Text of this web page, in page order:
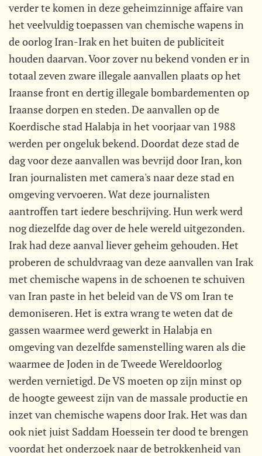
verder te komen in deze geheimzinnige affaire van
het veelvuldig toepassen van chemische wapens in
de oorlog Iran-Irak en het buiten de publiciteit
houden daarvan. Voor zover nu bekend vonden er in
totaal zeven zware illegale aanvallen plaats op het
Iraanse front en dertig illegale bombardementen op
Iraanse dorpen en steden. De aanvallen op de
Koerdische stad Halabja in het voorjaar van 1988
werden per ongeluk bekend. Doordat deze stad de
dag voor deze aanvallen was bevrijd door Iran, kon
Iran journalisten met camera's naar deze stad en
omgeving vervoeren. Wat deze journalisten
aantroffen tart iedere beschrijving. Hun werk werd
nog diezelfde dag over de hele wereld uitgezonden.
Irak had deze aanval liever geheim gehouden. Het
proberen de schuldvraag van deze aanvallen van Irak
met chemische wapens in de schoenen te schuiven
van Iran paste in het beleid van de VS om Iran te
demoniseren. Het is extra wrang te weten dat de
gassen waarmee werd gewerkt in Halabja en
omgeving van dezelfde samenstelling waren als die
waarmee de Joden in de Tweede Wereldoorlog
werden vernietigd. De VS moeten op zijn minst op
de hoogte geweest zijn van de massale productie en
inzet van chemische wapens door Irak. Het was dan
ook niet juist Saddam Hoessein ter dood te brengen
voordat het onderzoek naar de betrokkenheid van